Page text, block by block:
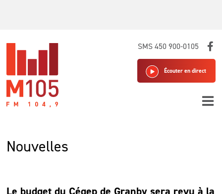
SMS 450 900-0105
Écouter en direct
Nouvelles